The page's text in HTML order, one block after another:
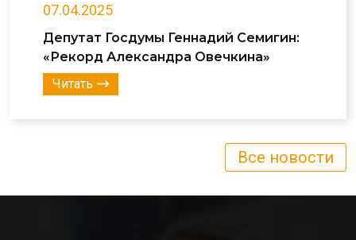
07.04.2025
Депутат Госдумы Геннадий Семигин:
«Рекорд Александра Овечкина»
Читать
Все новости